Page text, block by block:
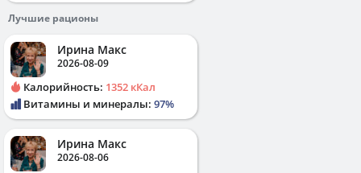
Лучшие рационы
Ирина Макс
2026-08-09
Калорийность: 1352 кКал
Витамины и минералы: 97%
Ирина Макс
2026-08-06